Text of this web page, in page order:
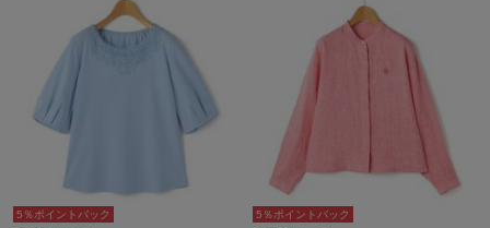
5％ポイントバック
5％ポイントバック